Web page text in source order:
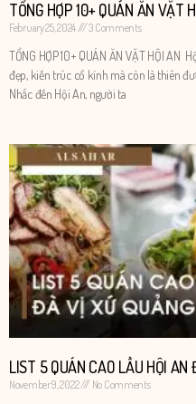
TỔNG HỢP 10+ QUÁN ĂN VẶT
February 25, 2024 3 Comments
TỔNG HỢP 10+ QUÁN ĂN VẶT HỘI AN
đẹp, kiến trúc cổ kính mà còn là thiên
Nhắc đến Hội An, người ta
LIST 5 QUÁN CAO LẦU HỘI
November 9, 2022 No Comments